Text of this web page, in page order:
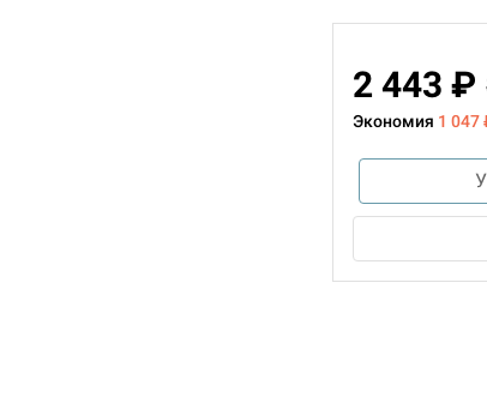
2 443 ₽
Экономия 1 047